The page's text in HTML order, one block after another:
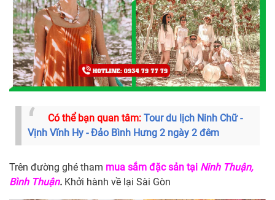
Có thể bạn quan tâm: Tour du lịch Ninh Chữ -
Vịnh Vĩnh Hy - Đảo Bình Hưng 2 ngày 2 đêm
Trên đường ghé tham mua sắm đặc sản tại Ninh Thuận,
Bình Thuận. Khởi hành về lại Sài Gòn